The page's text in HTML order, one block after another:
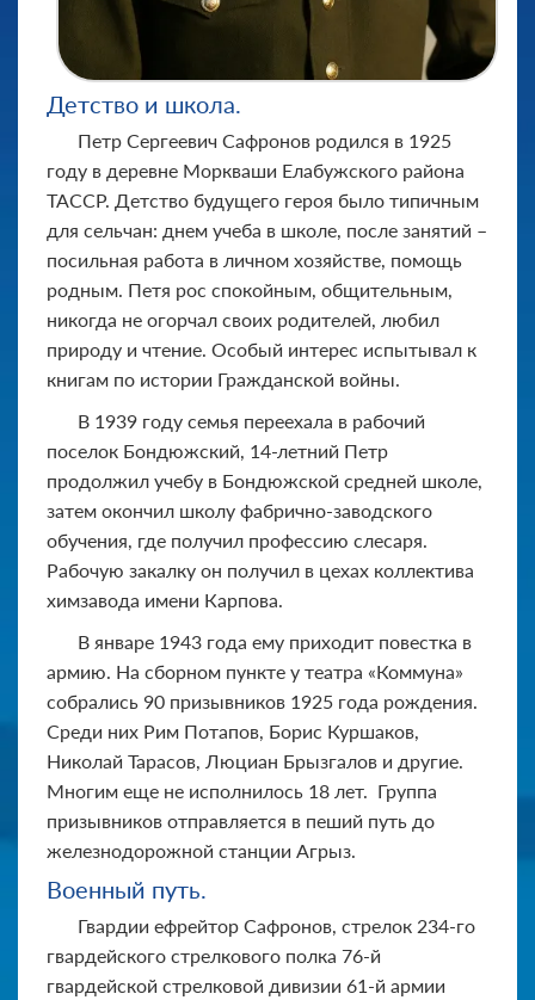
Детство и школа.
Петр Сергеевич Сафронов родился в 1925
году в деревне Моркваши Елабужского района
ТАССР. Детство будущего героя было типичным
для сельчан: днем учеба в школе, после занятий –
посильная работа в личном хозяйстве, помощь
родным. Петя рос спокойным, общительным,
никогда не огорчал своих родителей, любил
природу и чтение. Особый интерес испытывал к
книгам по истории Гражданской войны.
В 1939 году семья переехала в рабочий
поселок Бондюжский, 14-летний Петр
продолжил учебу в Бондюжской средней школе,
затем окончил школу фабрично-заводского
обучения, где получил профессию слесаря.
Рабочую закалку он получил в цехах коллектива
химзавода имени Карпова.
В январе 1943 года ему приходит повестка в
армию. На сборном пункте у театра «Коммуна»
собрались 90 призывников 1925 года рождения.
Среди них Рим Потапов, Борис Куршаков,
Николай Тарасов, Люциан Брызгалов и другие.
Многим еще не исполнилось 18 лет. Группа
призывников отправляется в пеший путь до
железнодорожной станции Агрыз.
Военный путь.
Гвардии ефрейтор Сафронов, стрелок 234-го
гвардейского стрелкового полка 76-й
гвардейской стрелковой дивизии 61-й армии